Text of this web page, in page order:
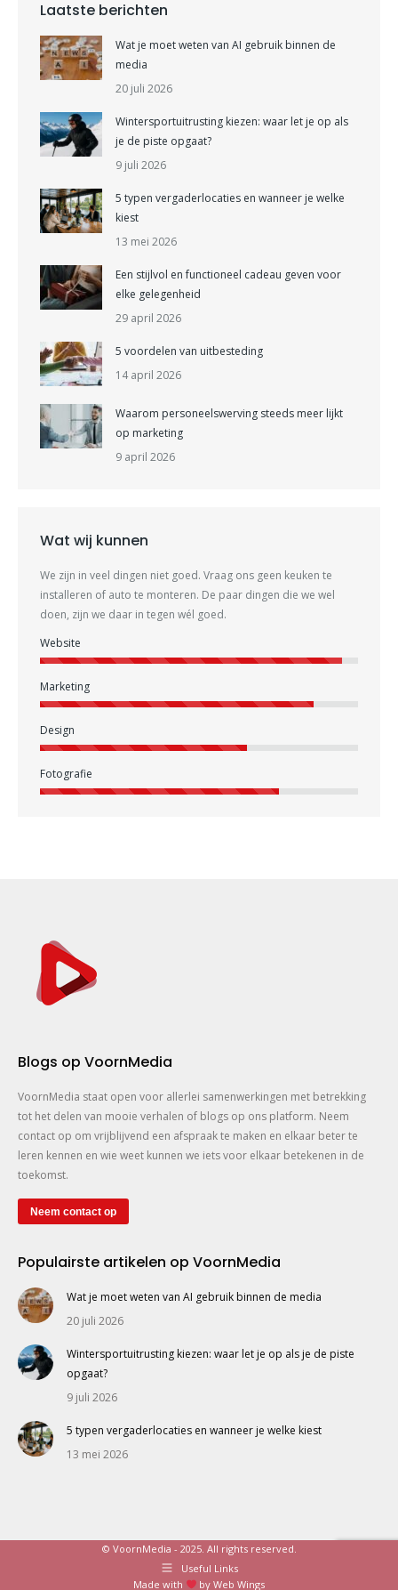
Laatste berichten
Wat je moet weten van AI gebruik binnen de
media
20 juli 2026
Wintersportuitrusting kiezen: waar let je op als
je de piste opgaat?
9 juli 2026
5 typen vergaderlocaties en wanneer je welke
kiest
13 mei 2026
Een stijlvol en functioneel cadeau geven voor
elke gelegenheid
29 april 2026
5 voordelen van uitbesteding
14 april 2026
Waarom personeelswerving steeds meer lijkt
op marketing
9 april 2026
Wat wij kunnen
We zijn in veel dingen niet goed. Vraag ons geen keuken te
installeren of auto te monteren. De paar dingen die we wel
doen, zijn we daar in tegen wél goed.
Website
Marketing
Design
Fotografie
Blogs op VoornMedia
VoornMedia staat open voor allerlei samenwerkingen met betrekking
tot het delen van mooie verhalen of blogs op ons platform. Neem
contact op om vrijblijvend een afspraak te maken en elkaar beter te
leren kennen en wie weet kunnen we iets voor elkaar betekenen in de
toekomst.
Neem contact op
Populairste artikelen op VoornMedia
Wat je moet weten van AI gebruik binnen de media
20 juli 2026
Wintersportuitrusting kiezen: waar let je op als je de piste
opgaat?
9 juli 2026
5 typen vergaderlocaties en wanneer je welke kiest
13 mei 2026
© VoornMedia - 2025. All rights reserved.
Useful Links
Made with
byWeb Wings